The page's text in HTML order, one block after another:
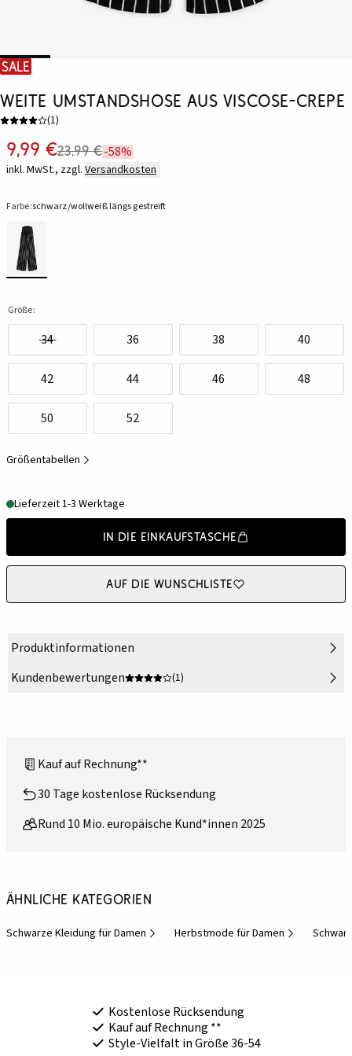
SALE
Weite Umstandshose aus Viscose-Crepe
(1)
9,99 €23,99 €-58%
inkl. MwSt., zzgl. Versandkosten
Farbe:schwarz/wollweiß längs gestreift
Größe:
34 36 38 40
42 44 46 48
50 52
Größentabellen
Lieferzeit 1-3 Werktage
In die Einkaufstasche
Auf die Wunschliste
Produktinformationen
Kundenbewertungen
(1)
Kauf auf Rechnung**
30 Tage kostenlose Rücksendung
Rund 10 Mio. europäische Kund*innen 2025
Ähnliche Kategorien
Schwarze Kleidung für Damen Herbstmode für Damen
Kostenlose Rücksendung
Kauf auf Rechnung **
Style-Vielfalt in Größe 36-54